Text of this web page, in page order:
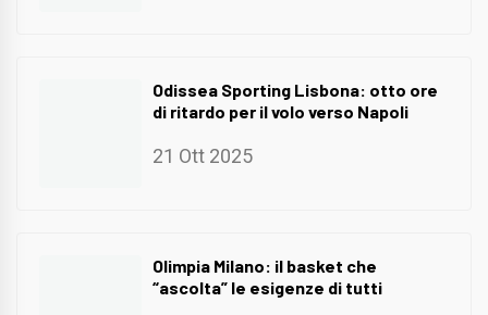
Odissea Sporting Lisbona: otto ore
di ritardo per il volo verso Napoli
21 Ott 2025
Olimpia Milano: il basket che
“ascolta” le esigenze di tutti